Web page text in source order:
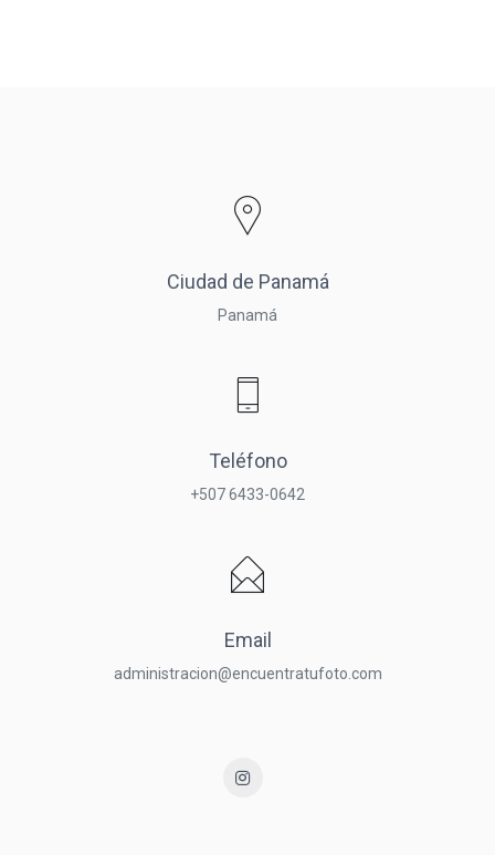
Ciudad de Panamá
Panamá
Teléfono
+507 6433-0642
Email
administracion@encuentratufoto.com